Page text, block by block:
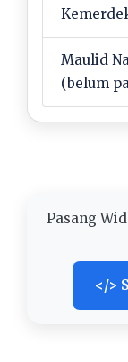
Maulid
(belum
Pasang
</>